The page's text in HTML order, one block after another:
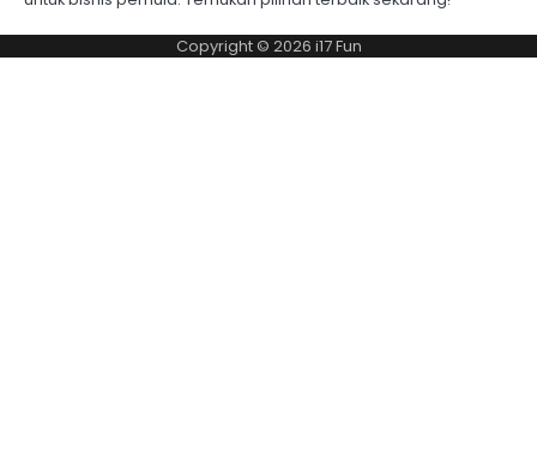
Copyright © 2026 i17 Fun